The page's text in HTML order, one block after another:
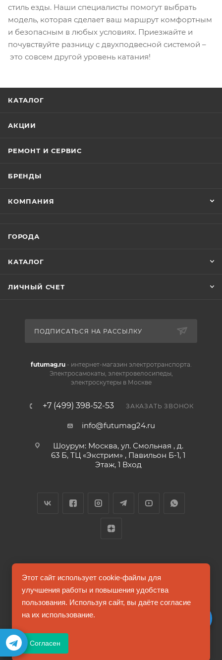
стиль езды. Наши специалисты помогут выбрать
модель, которая сделает ваш маршрут комфортным
и безопасным в любых условиях. Приезжайте и
почувствуйте разницу с двухподвесной системой –
это совсем другой уровень катания!
КАТАЛОГ
АКЦИИ
РЕМОНТ И СЕРВИС
БРЕНДЫ
КОМПАНИЯ
ГОРОДА
КАТАЛОГ
ЛИЧНЫЙ СЧЕТ
ПОДПИСАТЬСЯ НА РАССЫЛКУ
futumag.ru- интернет-магазин электротранспорта.
Электросамокаты, электровелосипеды,
электроскутеры в Москве
+7 (499) 398-52-53 ЗАКАЗАТЬ ЗВОНОК
info@futumag24.ru
Шоурум: Москва, ул. Смольная , д.
63 Б, ТЦ «Экстрим» , Павильон Б-1, 1
Этаж, 1 Вход
2026 © FUTUMAG.RU
Информация на сайте не является публичной офертой
Этот сайт использует cookie-файлы для
улучшения работы и повышения удобства
пользования. Используя сайт, вы даёте согласие
на их использование.
Согласен